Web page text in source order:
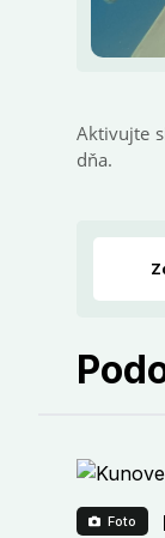
Aktivujte
dňa.
Foto